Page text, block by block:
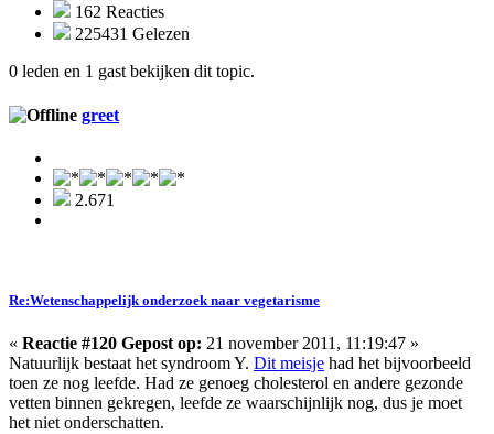
162 Reacties
225431 Gelezen
0 leden en 1 gast bekijken dit topic.
greet
2.671
Re:Wetenschappelijk onderzoek naar vegetarisme
« Reactie #120 Gepost op: 21 november 2011, 11:19:47 »
Natuurlijk bestaat het syndroom Y. Dit meisje had het bijvoorbeeld
toen ze nog leefde. Had ze genoeg cholesterol en andere gezonde
vetten binnen gekregen, leefde ze waarschijnlijk nog, dus je moet
het niet onderschatten.